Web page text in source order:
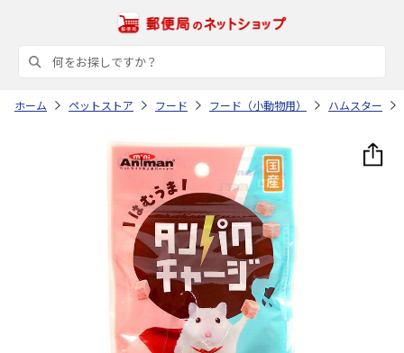
ホーム ペットストア フード フード（小動物用） ハムスター